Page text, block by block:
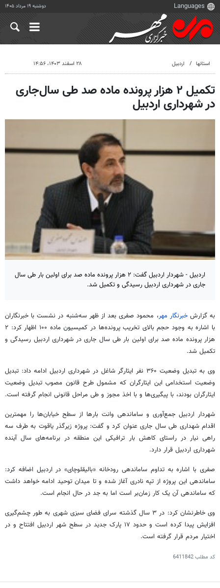
دوشنبه ۱۹ مرداد ۱۴۰۵
استانها اردبیل ۲۸ اسفند ۱۴۰۳، ۱۴:۵۶
تکمیل ۲ هزار پرونده ماده صد طی سال‌جاری
در شهرداری اردبیل
اردبیل - شهردار اردبیل گفت: ۲ هزار پرونده ماده صد برای اولین بار طی سال
جاری در شهرداری اردبیل رسیدگی و تکمیل شد.
به گزارشخبرنگار مهر، محمود صفریبعد از ظهر سه‌شنبه در نشست با خبرنگاران
با اشاره به وجود حجم بالای تخریب پرونده‌ها در کمیسیون ماده ۱۰۰ اظهار کرد: ۲
هزار پرونده ماده صد برای اولین بار طی سال جاری در شهرداری اردبیل رسیدگی و
تکمیل شد.
وی به تبدیل وضعیت ۳۶۰ نفر ایثارگر شاغل در شهرداری اردبیل ادامه داد: تبدیل
وضعیت استخدامی این ایثارگران که مشمول طرح قانون مصوب تبدیل وضعیت
ایثارگران بودند، با پیگیری‌ها و با اخذ مجوز و طی مراحل قانونی انجام گرفته است.
شهردار اردبیل جمع‌آوری و ساماندهی وانت بارها از سطح خیابان‌ها را مهمترین
اقدام شهداری طی سال جاری عنوان کرد و گفت: پروژه زیرگذر یاقوت به طرف سه
راهی نیار در راستای کاهش بار ترافیکی این منطقه در برنامه‌های سال آینده
شهرداری اردبیل قرار دارد.
صفریبا اشاره به تداوم ساماندهی رودخانه «بالیقلوچای» در اردبیل اضافه کرد:
ساماندهی این پروژه از تپه نادری آغاز شده و تا میدان توحید ادامه خواهد داشت
که ساماندهی آن یک کار زمان‌بر است اما به جد در حال انجام است.
وی خاطرنشان کرد: در ۳ سال گذشته سرای فضای سبزی شهری به طور چشم‌گیری
افزایش پیدا کرده است و حدود ۱۷ پارک جدید در سطح شهر اردبیل افتتاح و در
اختیار مردم قرار گرفته است.
کد مطلب6411842